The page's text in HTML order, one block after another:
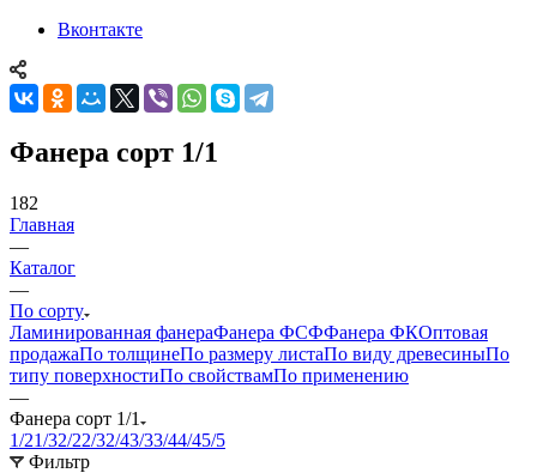
Вконтакте
Фанера сорт 1/1
182
Главная
—
Каталог
—
По сорту
Ламинированная фанераФанера ФСФФанера ФКОптовая
продажаПо толщинеПо размеру листаПо виду древесиныПо
типу поверхностиПо свойствамПо применению
—
Фанера сорт 1/1
1/21/32/22/32/43/33/44/45/5
Фильтр